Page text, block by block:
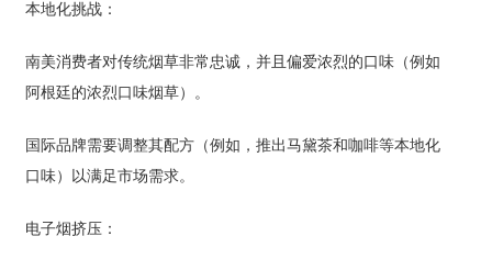
本地化挑战：
南美消费者对传统烟草非常忠诚，并且偏爱浓烈的口味（例如
阿根廷的浓烈口味烟草）。
国际品牌需要调整其配方（例如，推出马黛茶和咖啡等本地化
口味）以满足市场需求。
电子烟挤压：